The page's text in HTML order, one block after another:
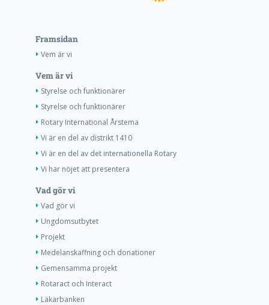
Framsidan
Vem är vi
Vem är vi
Styrelse och funktionärer
Styrelse och funktionärer
Rotary International Årstema
Vi är en del av distrikt 1410
Vi är en del av det internationella Rotary
Vi har nöjet att presentera
Vad gör vi
Vad gör vi
Ungdomsutbytet
Projekt
Medelanskaffning och donationer
Gemensamma projekt
Rotaract och Interact
Läkarbanken